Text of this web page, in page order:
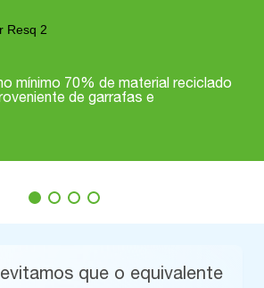
mínimo 70% de material reciclado
de garrafas e
que o equivalente